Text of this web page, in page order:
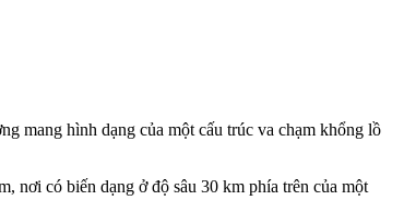
mang hình dạng của một cấu trúc va chạm khổng lồ
nơi có biến dạng ở độ sâu 30 km phía trên của một